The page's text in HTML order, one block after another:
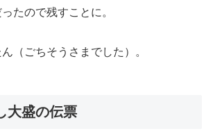
たので残すことに。
（ごちそうさまでした）。
大盛の伝票